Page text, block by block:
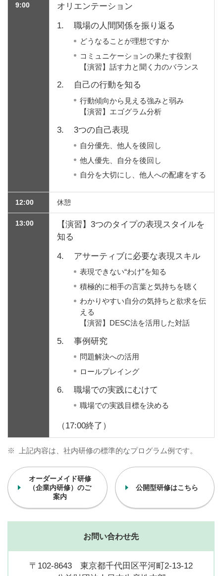
9:00 オリエンテーション
1. 職場の人間関係を振り返る
どうなることが理想ですか
コミュニケーションの果たす役割
【演習】話す力と聞く力のバランス
2. 自己の行動を知る
行動傾向から見える強みと弱み
【演習】エゴグラム分析
3. 3つの自己表現
自分優先、他人を後回し
他人優先、自分を後回し
自分を大切にし、他人への配慮をする
12:00 休憩
13:00
【演習】3つのタイプの表現スタイルを
知る
4. アサーティブに必要な表現スキル
表現できない“わけ”を知る
積極的に相手の言葉と気持ちを聴く
わかりやすい自分の気持ちと欲求を伝
える
【演習】DESC法を活用した対話
5. 事例研究
問題解決への活用
ロールプレイング
6. 職場での実践にむけて
職場での実践目標を決める
（17:00終了）
※ 上記内容は、社内研修の標準的なプログラム例です。
オーダーメイド研修
（企業内研修）のご
案内
公開型研修はこちら
お問い合わせ先
〒102-8643 東京都千代田区平河町2-13-12